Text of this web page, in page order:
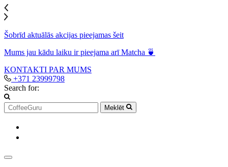
Šobrīd aktuālās akcijas pieejamas šeit
Mums jau kādu laiku ir pieejama arī Matcha 🍵
KONTAKTI PAR MUMS
+371 23999798
Search for:
Meklēt